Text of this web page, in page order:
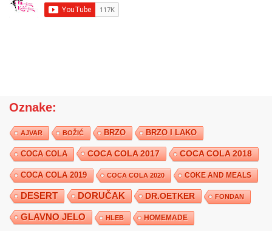
Oznake:
AJVAR BOŽIĆ BRZO BRZO I LAKO
COCA COLA COCA COLA 2017 COCA COLA 2018
COCA COLA 2019 COCA COLA 2020 COKE AND MEALS
DESERT DORUČAK DR.OETKER FONDAN
GLAVNO JELO HLEB HOMEMADE